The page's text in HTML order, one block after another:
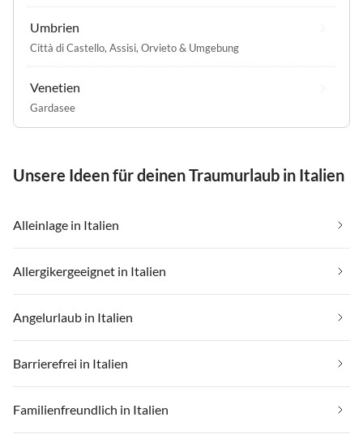
Umbrien
Città di Castello, Assisi, Orvieto & Umgebung
Venetien
Gardasee
Unsere Ideen für deinen Traumurlaub in Italien
Alleinlage in Italien
Allergikergeeignet in Italien
Angelurlaub in Italien
Barrierefrei in Italien
Familienfreundlich in Italien